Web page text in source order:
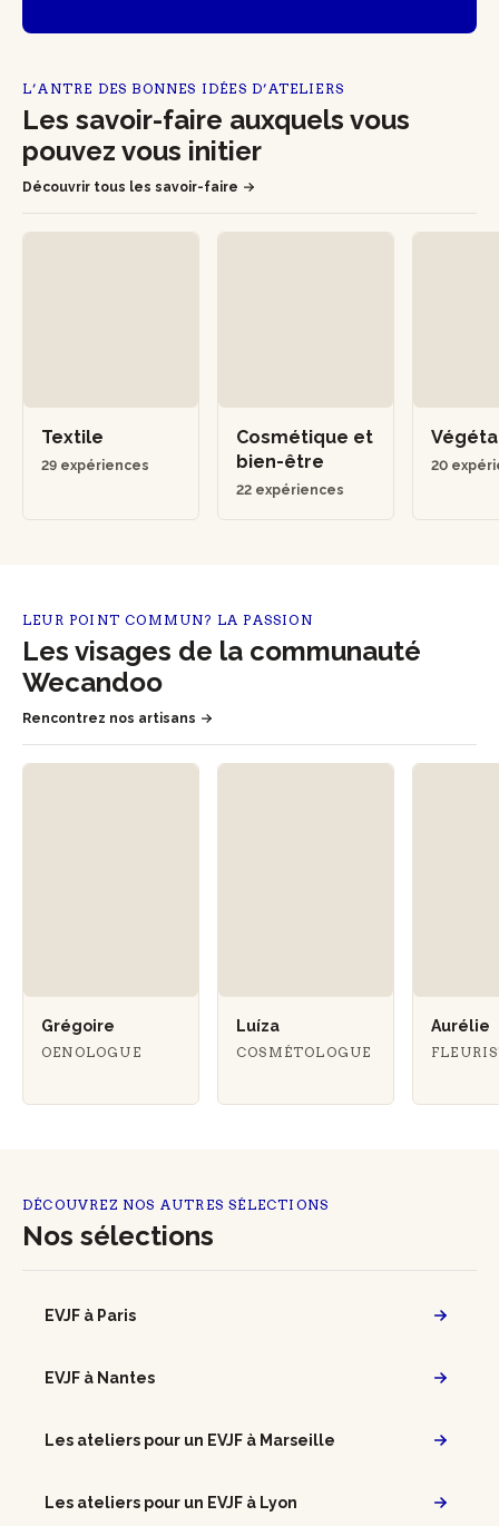
L’ANTRE DES BONNES IDÉES D’ATELIERS
Les savoir-faire auxquels vous
pouvez vous initier
Découvrir tous les savoir-faire
Textile
29 expériences
Cosmétique et
bien-être
22 expériences
20
LEUR POINT COMMUN? LA PASSION
Les visages de la communauté
Wecandoo
Rencontrez nos artisans
Grégoire
OENOLOGUE
Luíza
COSMÉTOLOGUE
Aurélie
DÉCOUVREZ NOS AUTRES SÉLECTIONS
Nos sélections
EVJF à Paris
EVJF à Nantes
Les ateliers pour un EVJF à Marseille
Les ateliers pour un EVJF à Lyon